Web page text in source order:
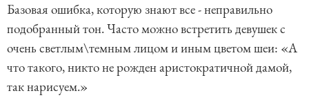
Базовая ошибка, которую знают все - неправильно
подобранный тон. Часто можно встретить девушек с
очень светлым\темным лицом и иным цветом шеи: «А
что такого, никто не рожден аристократичной дамой,
так нарисуем.»